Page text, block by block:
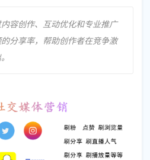
容创作、互动优化和专业推广
分享率，帮助创作者在竞争激